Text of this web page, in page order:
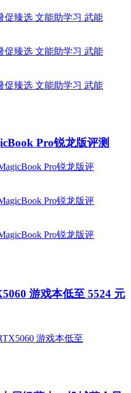
Pro锐龙版评测
游戏本低至 5524 元